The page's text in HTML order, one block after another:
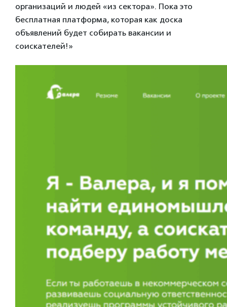
организаций и людей «из сектора». Пока это
бесплатная платформа, которая как доска
объявлений будет собирать вакансии и
соискателей!»